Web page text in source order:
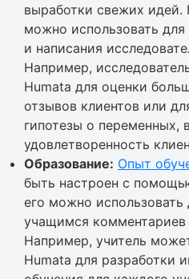
выработки свежих идей.
можно использовать для
и написания
Например,
Humata для оценки
отзывов клиентов или
гипотезы о переменных,
удовлетворенность
Образование: Опыт
быть настроен с
его можно использовать
учащимся комментариев
Например, учитель
Humata для разработки